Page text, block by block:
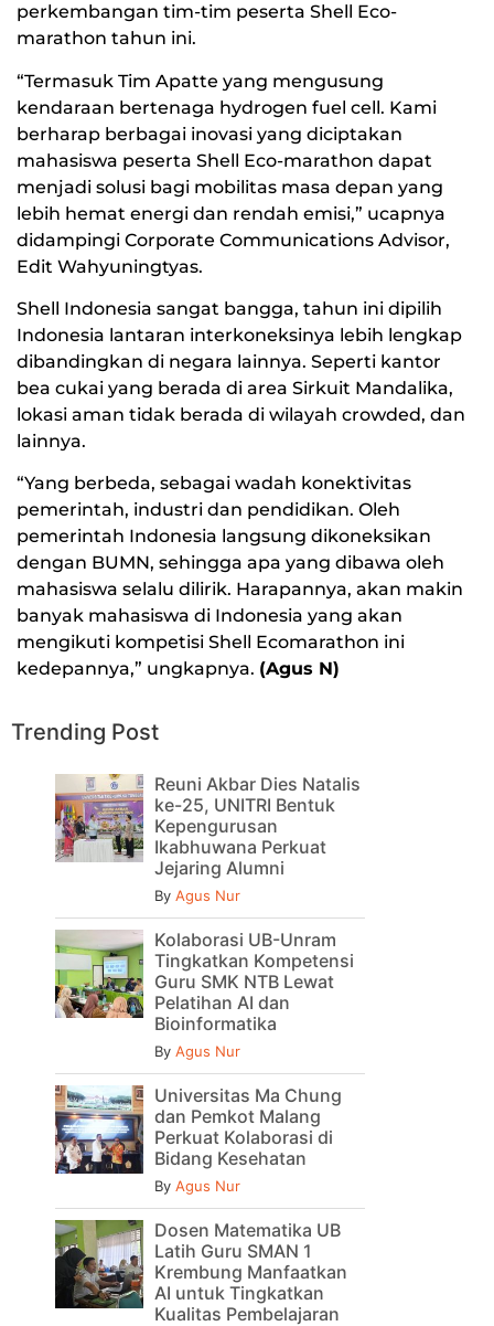
perkembangan tim-tim peserta Shell Eco-
marathon tahun ini.
“Termasuk Tim Apatte yang mengusung
kendaraan bertenaga hydrogen fuel cell. Kami
berharap berbagai inovasi yang diciptakan
mahasiswa peserta Shell Eco-marathon dapat
menjadi solusi bagi mobilitas masa depan yang
lebih hemat energi dan rendah emisi,” ucapnya
didampingi Corporate Communications Advisor,
Edit Wahyuningtyas.
Shell Indonesia sangat bangga, tahun ini dipilih
Indonesia lantaran interkoneksinya lebih lengkap
dibandingkan di negara lainnya. Seperti kantor
bea cukai yang berada di area Sirkuit Mandalika,
lokasi aman tidak berada di wilayah crowded, dan
lainnya.
“Yang berbeda, sebagai wadah konektivitas
pemerintah, industri dan pendidikan. Oleh
pemerintah Indonesia langsung dikoneksikan
dengan BUMN, sehingga apa yang dibawa oleh
mahasiswa selalu dilirik. Harapannya, akan makin
banyak mahasiswa di Indonesia yang akan
mengikuti kompetisi Shell Ecomarathon ini
kedepannya,” ungkapnya. (Agus N)
Trending Post
Reuni Akbar Dies Natalis
ke-25, UNITRI Bentuk
Kepengurusan
Ikabhuwana Perkuat
Jejaring Alumni
By Agus Nur
Kolaborasi UB-Unram
Tingkatkan Kompetensi
Guru SMK NTB Lewat
Pelatihan AI dan
Bioinformatika
By Agus Nur
Universitas Ma Chung
dan Pemkot Malang
Perkuat Kolaborasi di
Bidang Kesehatan
By Agus Nur
Dosen Matematika UB
Latih Guru SMAN 1
Krembung Manfaatkan
AI untuk Tingkatkan
Kualitas Pembelajaran